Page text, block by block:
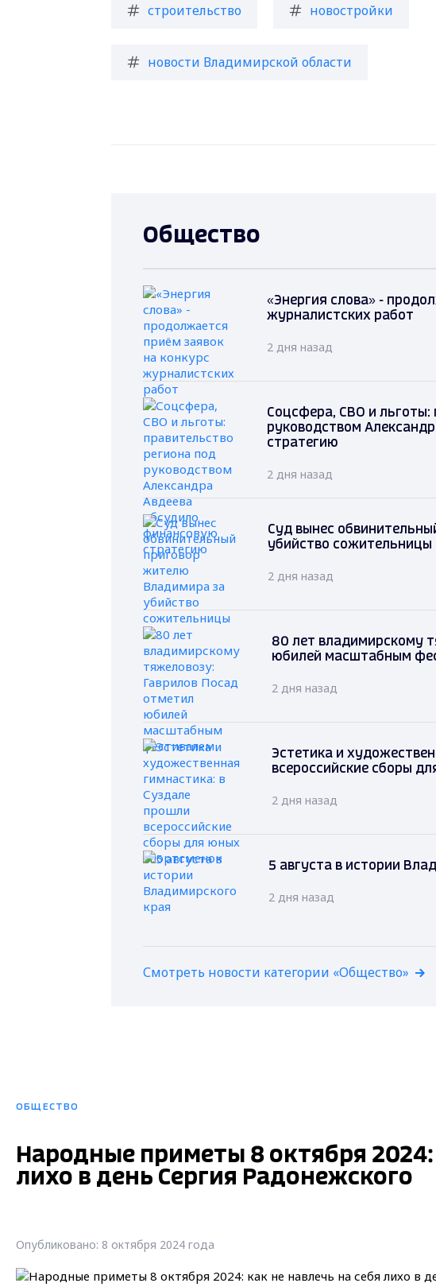
строительство новостройки
новости Владимирской области
Общество
«Энергия слова» -
журналистских работ
2 дня назад
Соцсфера, СВО и льготы:
руководством
стратегию
2 дня назад
Суд вынес
убийство сожительницы
2 дня назад
80 лет владимирскому
юбилей масштабным
2 дня назад
Эстетика и
всероссийские сборы
2 дня назад
5 августа в истории
2 дня назад
Смотреть новости категории «Общество»
ОБЩЕСТВО
Народные приметы 8 октября 2024:
лихо в день Сергия Радонежского
Опубликовано: 8 октября 2024 года